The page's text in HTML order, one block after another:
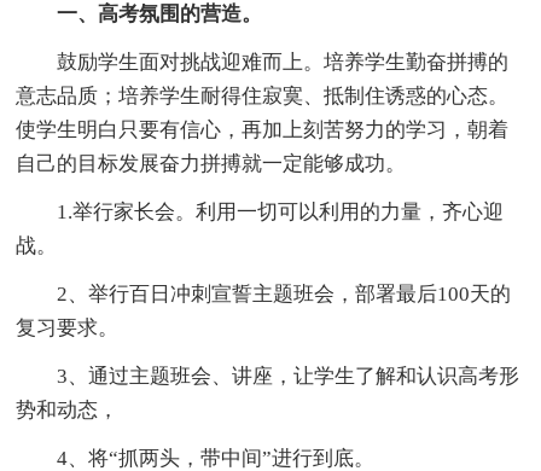
一、高考氛围的营造。
鼓励学生面对挑战迎难而上。培养学生勤奋拼搏的
意志品质；培养学生耐得住寂寞、抵制住诱惑的心态。
使学生明白只要有信心，再加上刻苦努力的学习，朝着
自己的目标发展奋力拼搏就一定能够成功。
1.举行家长会。利用一切可以利用的力量，齐心迎
战。
2、举行百日冲刺宣誓主题班会，部署最后100天的
复习要求。
3、通过主题班会、讲座，让学生了解和认识高考形
势和动态，
4、将“抓两头，带中间”进行到底。